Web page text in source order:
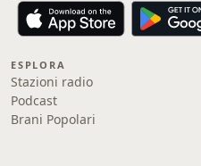
ESPLORA
Stazioni radio
Podcast
Brani Popolari